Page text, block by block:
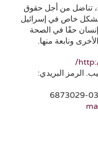
تناضل من أجل حقوق
خاص في إسرائيل
إنسان حقًا في الصحة
ونابعة منها.
تل أبيب. الرمز البريدي: